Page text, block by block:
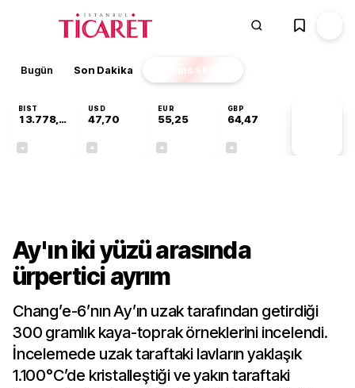
Bugün Son Dakika Finans EKSTRA
BIST
13.778,60
USD
47,70
EUR
55,25
GBP
64,47
Ay'ın iki yüzü arasında
ürpertici ayrım
Chang’e-6’nın Ay’ın uzak tarafından getirdiği
300 gramlık kaya-toprak örneklerini incelendi.
İncelemede uzak taraftaki lavların yaklaşık
1.100°C’de kristalleştiği ve yakın taraftaki